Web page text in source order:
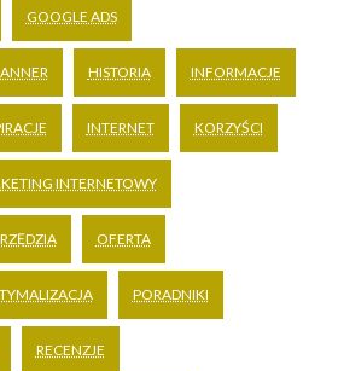
GOOGLE ADS
HISTORIA INFORMACJE
INTERNET KORZYŚCI
INTERNETOWY
OFERTA
PORADNIKI
RECENZJE